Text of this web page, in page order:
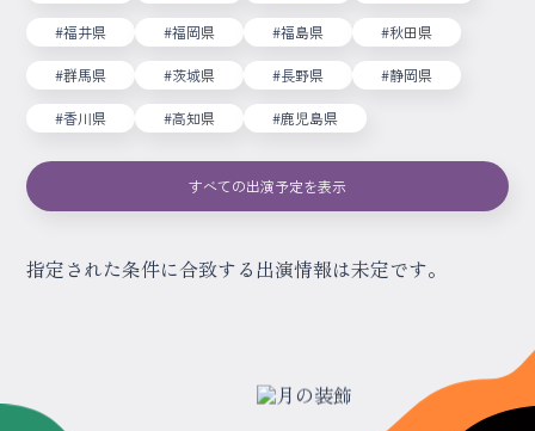
#福井県 #福岡県 #福島県 #秋田県
#群馬県 #茨城県 #長野県 #静岡県
#香川県 #高知県 #鹿児島県
すべての出演予定を表示
指定された条件に合致する出演情報は未定です。